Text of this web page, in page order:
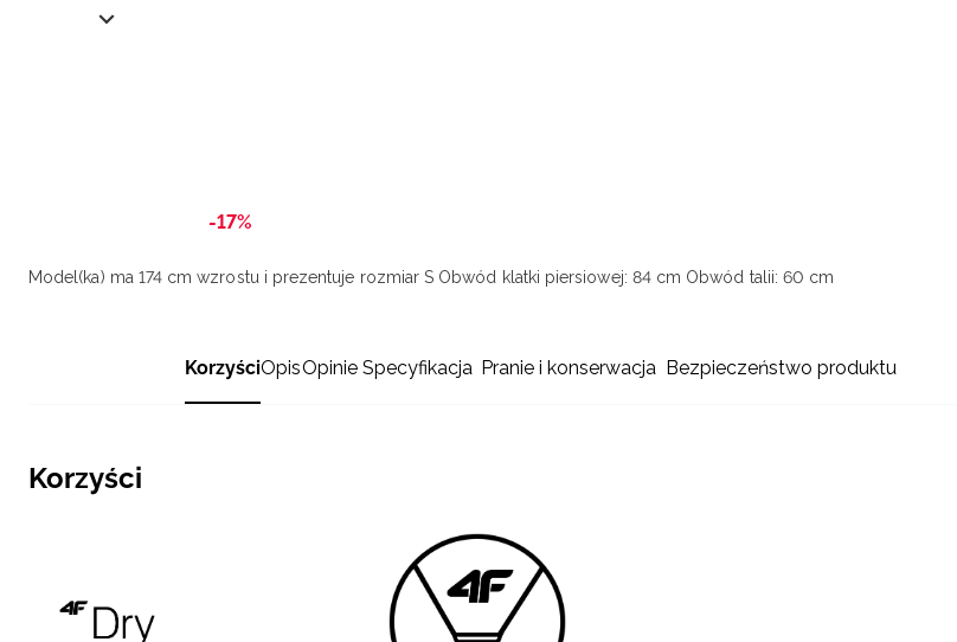
-17%
Model(ka) ma 174 cm wzrostu i prezentuje rozmiar S Obwód klatki piersiowej: 84 cm Obwód talii: 60 cm
KorzyściOpisOpinie Specyfikacja Pranie i konserwacja Bezpieczeństwo produktu
Korzyści